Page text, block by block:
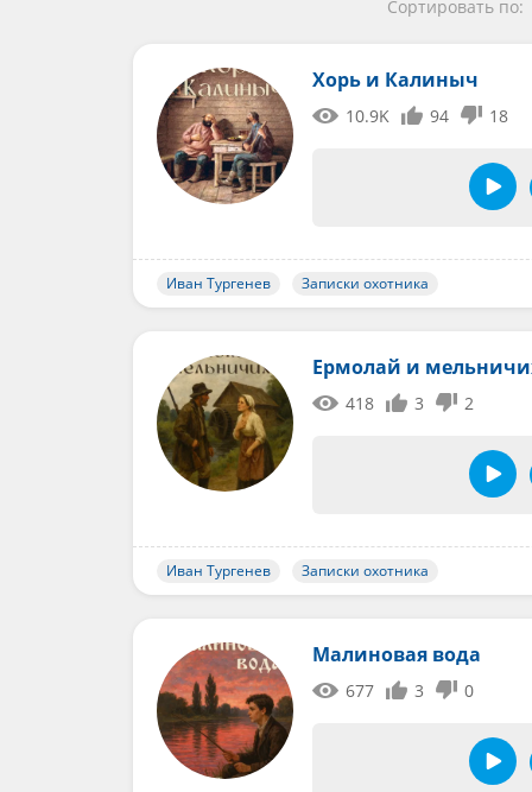
Сортировать по:
Хорь и Калиныч
10.9K 94 18
Иван Тургенев Записки охотника
Ермолай и
418 3 2
Иван Тургенев Записки охотника
Малиновая вода
677 3 0